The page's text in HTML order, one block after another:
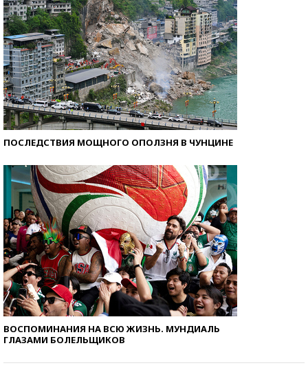
ПОСЛЕДСТВИЯ МОЩНОГО ОПОЛЗНЯ В ЧУНЦИНЕ
ВОСПОМИНАНИЯ НА ВСЮ ЖИЗНЬ. МУНДИАЛЬ
ГЛАЗАМИ БОЛЕЛЬЩИКОВ